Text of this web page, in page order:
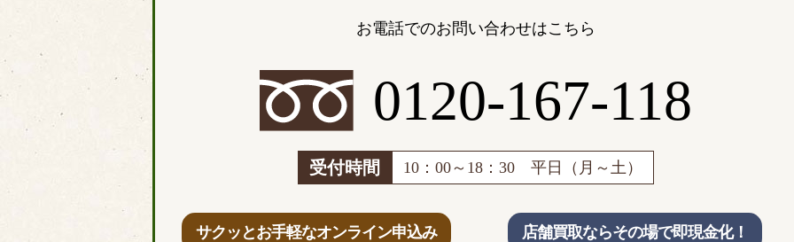
お電話でのお問い合わせはこちら
0120-167-118
受付時間 10：00～18：30 平日（月～土）
サクッとお手軽なオンライン申込み 店舗買取ならその場で即現金化！